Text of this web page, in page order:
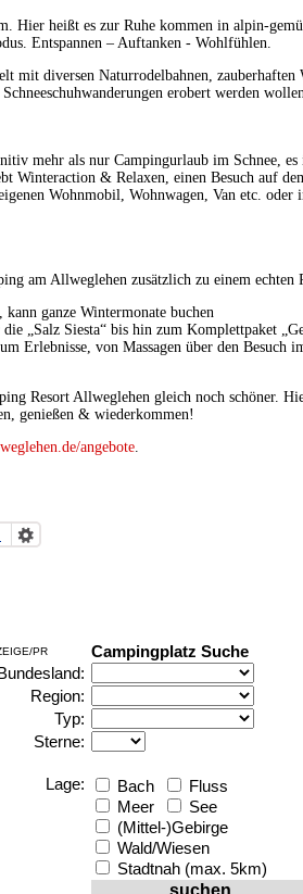
Hier heißt es zur Ruhe kommen in alpin-
Entspannen – Auftanken - Wohlfühlen.
mit diversen Naturrodelbahnen,
erobert werden
mehr als nur Campingurlaub im Schnee,
& Relaxen, einen Besuch auf
Wohnmobil, Wohnwagen, Van etc.
am Allweglehen zusätzlich zu einem echten
ganze Wintermonate buchen
„Salz Siesta“ bis hin zum Komplettpaket
Erlebnisse, von Massagen über den
Resort Allweglehen gleich noch schöner.
genießen & wiederkommen!
angebote.